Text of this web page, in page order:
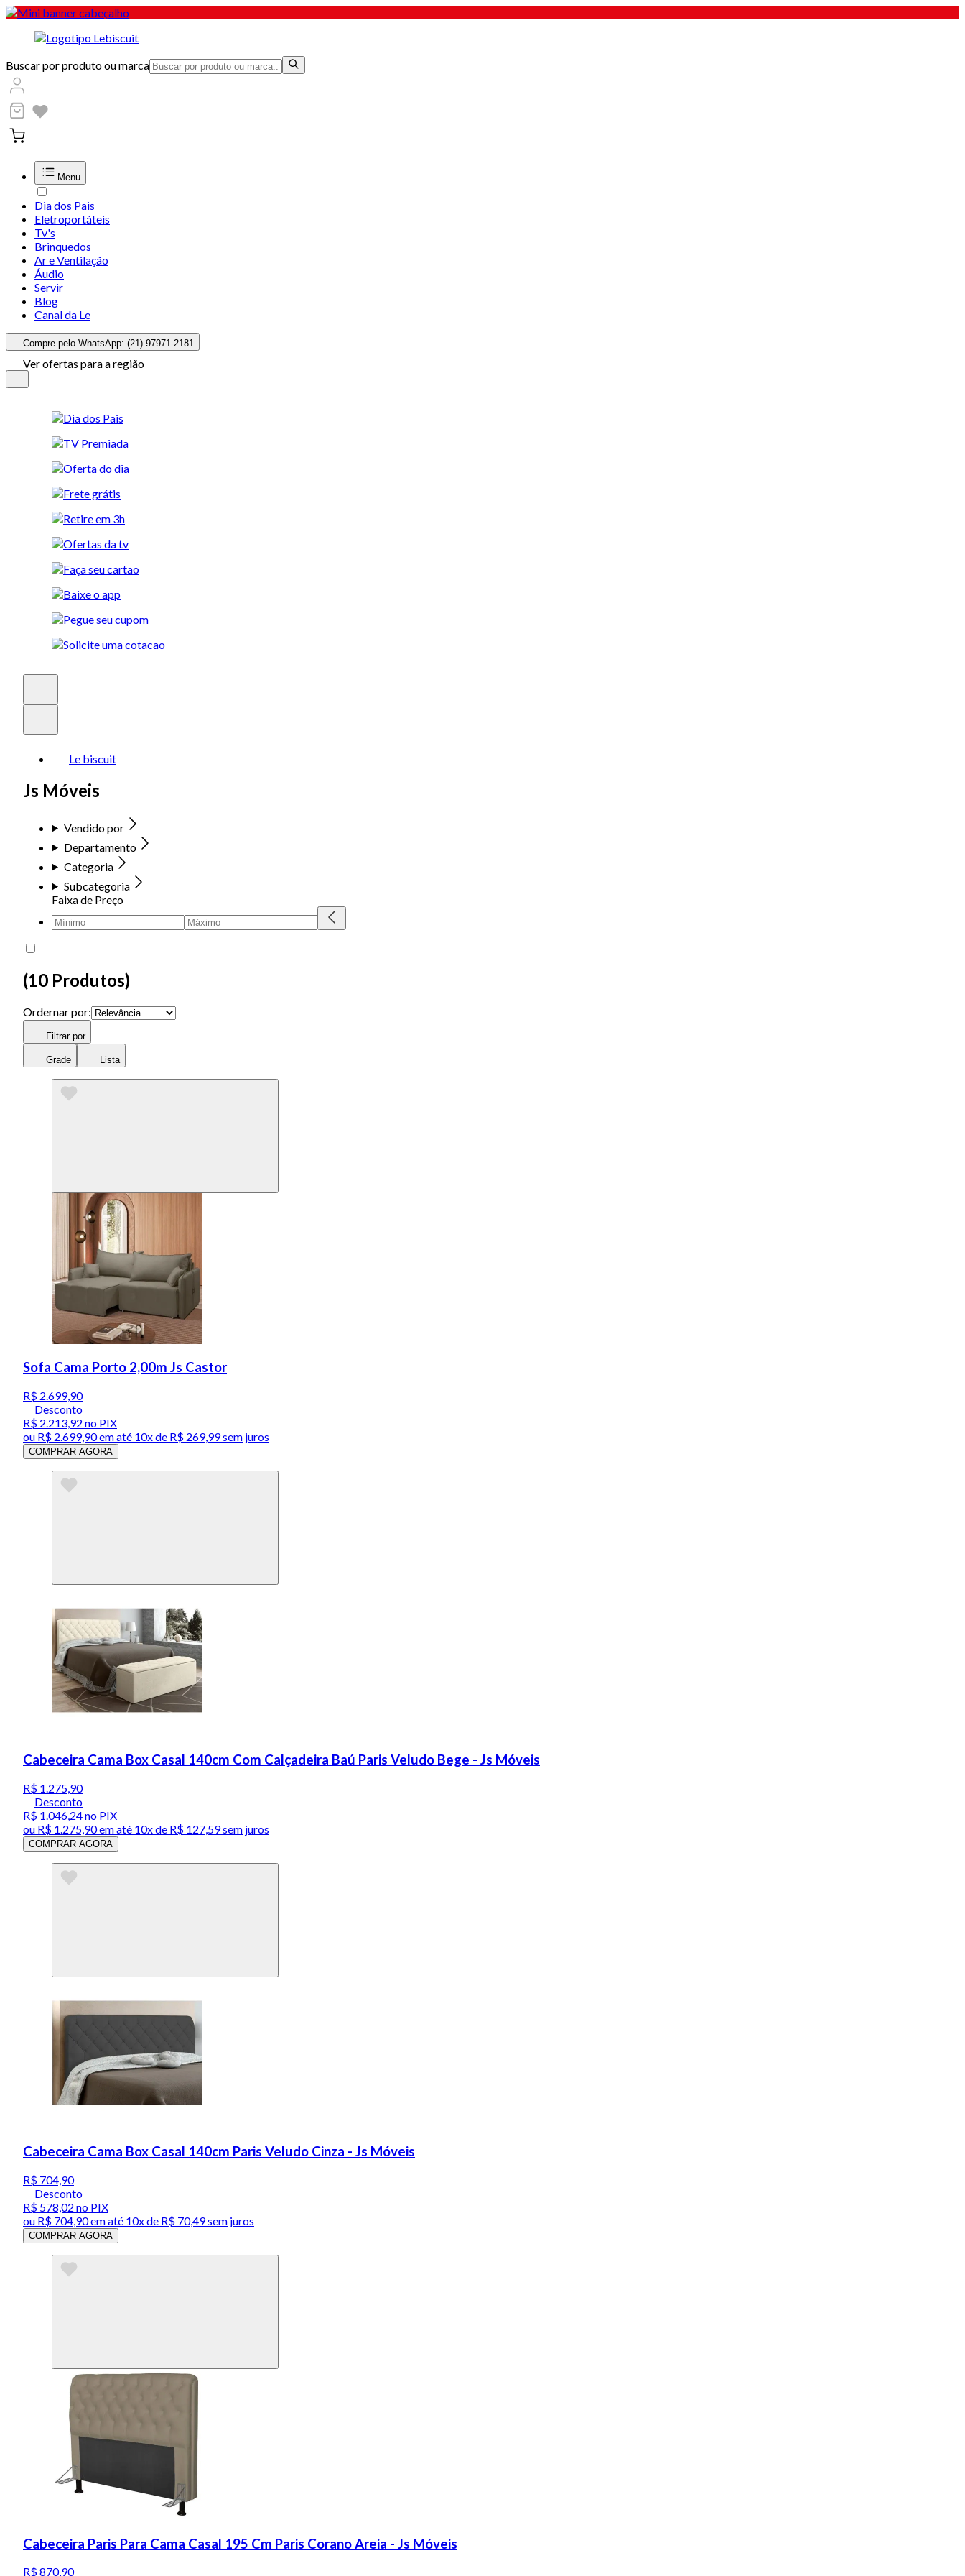
Buscar por produto ou marca
Menu
Dia dos Pais
Eletroportáteis
Tv's
Brinquedos
Ar e Ventilação
Áudio
Servir
Blog
Canal da Le
Compre pelo WhatsApp: (21) 97971-2181
Ver ofertas para a região
Le biscuit
Js Móveis
Vendido por
Departamento
Categoria
Subcategoria
Faixa de Preço
(10 Produtos)
Ordernar por:
Filtrar por
Grade Lista
Sofa Cama Porto 2,00m Js Castor
R$ 2.699,90
Desconto
R$ 2.213,92 no PIX
ou R$ 2.699,90em até 10x de R$ 269,99 sem juros
COMPRAR AGORA
Cabeceira Cama Box Casal 140cm Com Calçadeira Baú Paris Veludo Bege - Js Móveis
R$ 1.275,90
Desconto
R$ 1.046,24no PIX
ou R$ 1.275,90em até 10x de R$ 127,59 sem juros
COMPRAR AGORA
Cabeceira Cama Box Casal 140cm Paris Veludo Cinza - Js Móveis
R$ 704,90
Desconto
R$ 578,02 no PIX
ou R$ 704,90em até 10x de R$ 70,49 sem juros
COMPRAR AGORA
Cabeceira Paris Para Cama Casal 195 Cm Paris Corano Areia - Js Móveis
R$ 870,90